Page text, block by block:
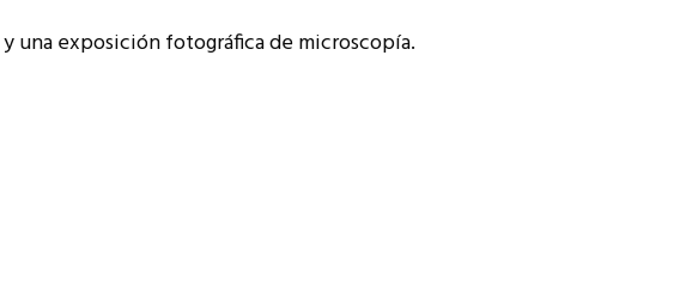
una exposición fotográfica de microscopía.